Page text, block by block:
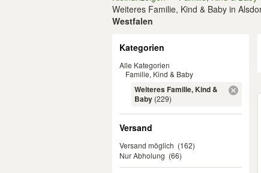
Weiteres Familie, Kind & Baby in
Westfalen
Kategorien
Alle Kategorien
Familie, Kind & Baby
Weiteres Familie, Kind &
Baby (229)
Versand
Versand möglich (162)
Nur Abholung (66)